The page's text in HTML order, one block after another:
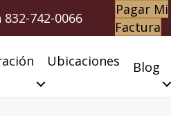
832-742-0066
Pagar Mi
Factura
Ubicaciones Blog